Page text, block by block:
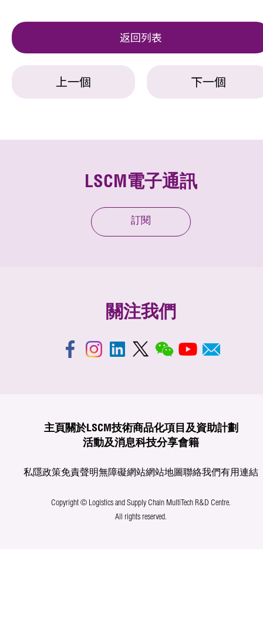
返回列表
上一個 下一個
LSCM電子通訊
訂閱
關注我們
主頁 關於LSCM技術商品化項目及資助計劃
活動及消息科技分享會籍
私隱政策免責聲明無障礙網站網站地圖聯絡我們有用連結
Copyright © Logistics and Supply Chain MultiTech R&D Centre.
All rights reserved.